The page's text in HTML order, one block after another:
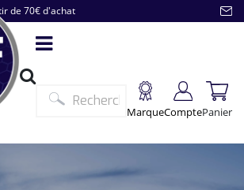
de 70€ d'achat
MarqueComptePanier